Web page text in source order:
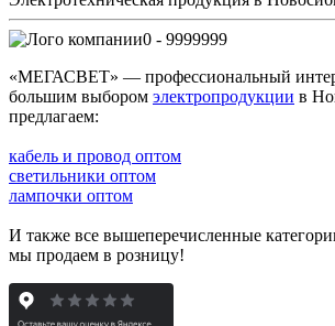
0 - 9999999
«МЕГАСВЕТ» — профессиональный
большим выбором электропродукции в
предлагаем:
кабель и провод оптом
светильники оптом
лампочки оптом
И также все вышеперечисленные
мы продаем в розницу!